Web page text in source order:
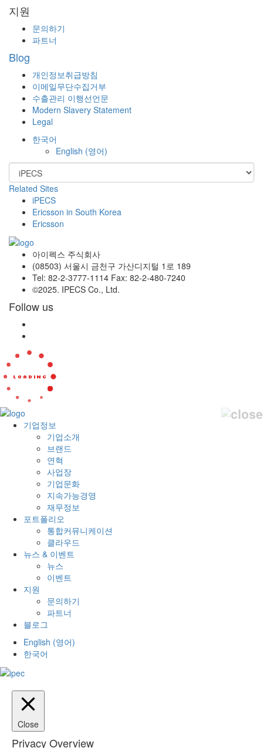
지원
문의하기
파트너
Blog
개인정보취급방침
이메일무단수집거부
수출관리 이행선언문
Modern Slavery Statement
Legal
한국어
English (영어)
Related Sites
iPECS
Ericsson in South Korea
Ericsson
아이펙스 주식회사
(08503) 서울시 금천구 가산디지털 1로 189
Tel: 82-2-3777-1114 Fax: 82-2-480-7240
©2025. IPECS Co., Ltd.
Follow us
기업정보
기업소개
브랜드
연혁
사업장
기업문화
지속가능경영
재무정보
포트폴리오
통합커뮤니케이션
클라우드
뉴스 & 이벤트
뉴스
이벤트
지원
문의하기
파트너
블로그
English (영어)
한국어
Close
Privacy Overview